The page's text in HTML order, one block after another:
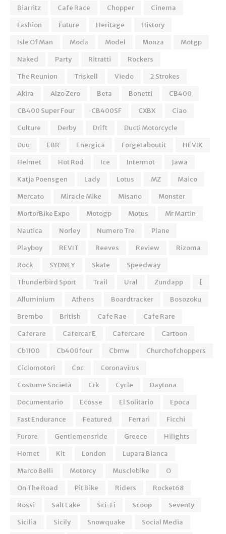
Biarritz Cafe Race Chopper
Cinema
Fashion
Future Heritage
History
Isle Of Man
Moda Model Monza
Motgp
Naked
Party Ritratti
Rockers
The Reunion
Triskell Viedo
2 Strokes
Akira
Alzo Zero Beta Bonetti
CB400
CB400 Super Four
CB400SF CXBX
Ciao
Culture
Derby Drift
Ducti Motorcycle
Duu
EBR Energica Forgetaboutit
HEVIK
Helmet
Hot Rod Ice Intermot
Jawa
Katja Poensgen
Lady Lotus MZ
Maico
Mercato
Miracle Mike Misano
Monster
MortorBike Expo
Motogp Motus
Mr Martin
Nautica
Norley Numero Tre
Plane
Playboy
REVIT Reeves Review
Rizoma
Rock
SYDNEY Skate
Speedway
Thunderbird Sport
Trail Ural Zundapp
[
Alluminium
Athens Boardtracker
Bosozoku
Brembo
British Cafe Rae
Cafe Rare
Caferare
Cafercar E Cafercare
Cartoon
Cb1100
Cb400four Cbmw
Churchofchoppers
Ciclomotori
Coc
Coronavirus
Costume Società
Crk Cycle
Daytona
Documentario
Ecosse El Solitario
Epoca
Fast Endurance
Featured Ferrari
Ficchi
Furore
Gentlemensride Greece
Hilights
Hornet
Kit London
Lupara Bianca
Marco Belli
Motorcy Musclebike
O
On The Road
Pit Bike Riders
Rocket68
Rossi
Salt Lake Sci-Fi Scoop
Seventy
Sicilia
Sicily Snowquake
Social Media